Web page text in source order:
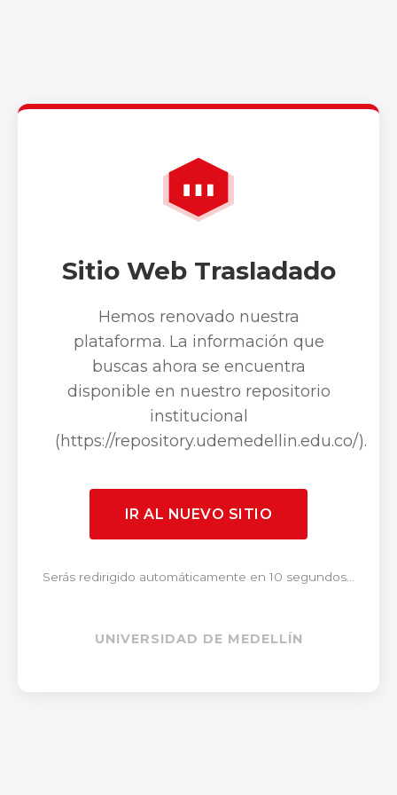
Sitio Web Trasladado
Hemos renovado nuestra
plataforma. La información que
buscas ahora se encuentra
disponible en nuestro repositorio
institucional
(https://repository.udemedellin.edu.co/).
IR AL NUEVO SITIO
Serás redirigido automáticamente en 10 segundos...
UNIVERSIDAD DE MEDELLÍN